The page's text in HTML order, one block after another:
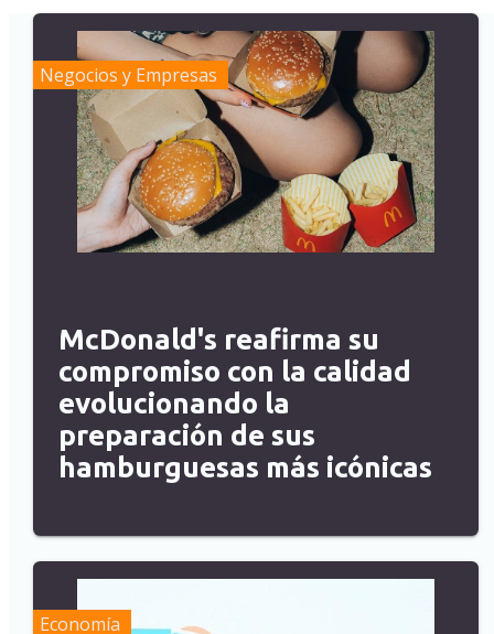
Negocios y Empresas
McDonald's reafirma su
compromiso con la calidad
evolucionando la
preparación de sus
hamburguesas más icónicas
Economía